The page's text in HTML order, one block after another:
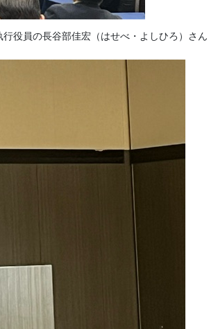
役員の長谷部佳宏（はせべ・よしひろ）さん